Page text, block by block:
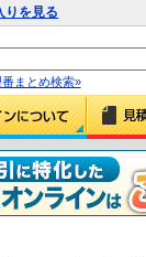
りを見る
番まとめ検索»